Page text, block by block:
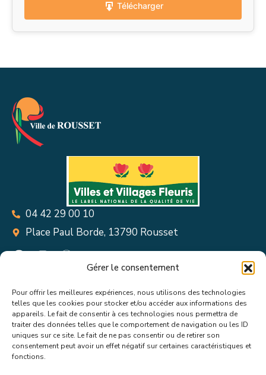
Gérer le consentement
Pour offrir les meilleures expériences, nous utilisons des technologies
telles que les cookies pour stocker et/ou accéder aux informations des
appareils. Le fait de consentir à ces technologies nous permettra de
traiter des données telles que le comportement de navigation ou les ID
uniques sur ce site. Le fait de ne pas consentir ou de retirer son
consentement peut avoir un effet négatif sur certaines caractéristiques et
fonctions.
Télécharger
04 42 29 00 10
Place Paul Borde, 13790 Rousset
Suivez toutes les informations &
actualités de votre ville !